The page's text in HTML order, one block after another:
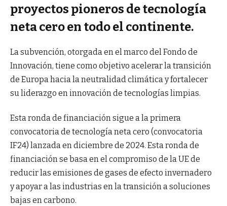
proyectos pioneros de tecnología
neta cero en todo el continente.
La subvención, otorgada en el marco del Fondo de
Innovación, tiene como objetivo acelerar la transición
de Europa hacia la neutralidad climática y fortalecer
su liderazgo en innovación de tecnologías limpias.
Esta ronda de financiación sigue a la primera
convocatoria de tecnología neta cero (convocatoria
IF24) lanzada en diciembre de 2024. Esta ronda de
financiación se basa en el compromiso de la UE de
reducir las emisiones de gases de efecto invernadero
y apoyar a las industrias en la transición a soluciones
bajas en carbono.